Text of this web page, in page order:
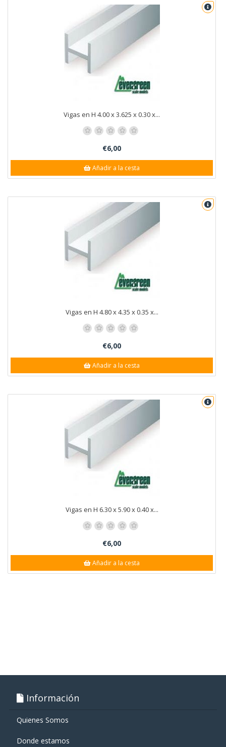
Vigas en H 4.00 x 3.625 x 0.30 x...
€6,00
Añadir a la cesta
Vigas en H 4.80 x 4.35 x 0.35 x...
€6,00
Añadir a la cesta
Vigas en H 6.30 x 5.90 x 0.40 x...
€6,00
Añadir a la cesta
Información
Quienes Somos
Donde estamos